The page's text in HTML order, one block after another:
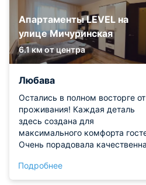
Апартаменты LEVEL на
улице Мичуринская
6.1 км от центра
Любава
Остались в полном восторге от
проживания! Каждая деталь
здесь создана для
максимального комфорта
Очень порадовала
необходимой техники. Тишина
вокруг позволила отлично
Подробнее